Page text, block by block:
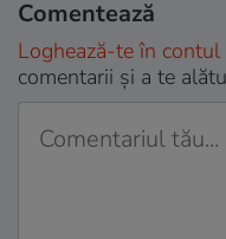
Comentează
Loghează-te în contul
comentarii și a te